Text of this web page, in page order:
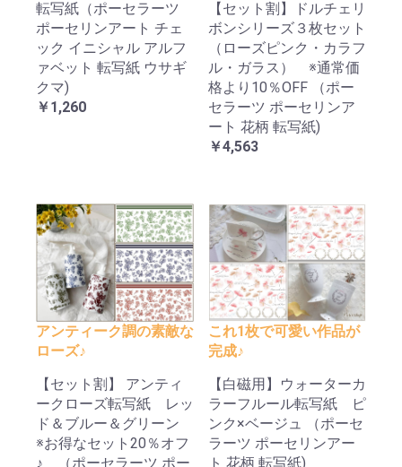
転写紙（ポーセラーツ
ポーセリンアート チェ
ック イニシャル アルフ
ァベット 転写紙 ウサギ
クマ)
￥1,260
【セット割】ドルチェリ
ボンシリーズ３枚セット
（ローズピンク・カラフ
ル・ガラス） ※通常価
格より10％OFF （ポー
セラーツ ポーセリンア
ート 花柄 転写紙)
￥4,563
アンティーク調の素敵な
ローズ♪
【セット割】 アンティ
ークローズ転写紙 レッ
ド＆ブルー＆グリーン
※お得なセット20％オフ
♪ （ポーセラーツ ポー
これ1枚で可愛い作品が
完成♪
【白磁用】ウォーターカ
ラーフルール転写紙 ピ
ンク×ベージュ （ポーセ
ラーツ ポーセリンアー
ト 花柄 転写紙)